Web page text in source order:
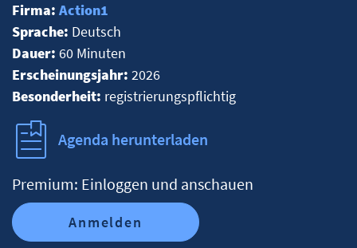
Firma: Action1
Sprache: Deutsch
Dauer: 60 Minuten
Erscheinungsjahr: 2026
Besonderheit: registrierungspflichtig
Agenda herunterladen
Premium: Einloggen und anschauen
Anmelden